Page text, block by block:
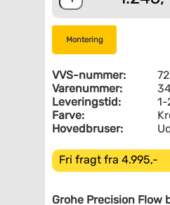
Montering
VVS-nummer:
Varenummer:
Leveringstid:
Farve:
Hovedbruser:
Fri fragt fra 4.995,-
Grohe Precision Flow